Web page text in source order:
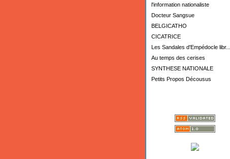
l'information nationaliste
Docteur Sangsue
BELGICATHO
CICATRICE
Les Sandales d'Empédocle libr...
Au temps des cerises
SYNTHESE NATIONALE
Petits Propos Décousus